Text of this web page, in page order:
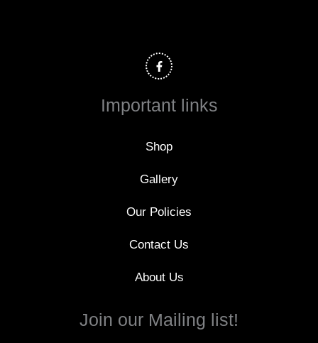
a
c
e
o
Important links
Shop
Gallery
Our Policies
Contact Us
About Us
Join our Mailing list!